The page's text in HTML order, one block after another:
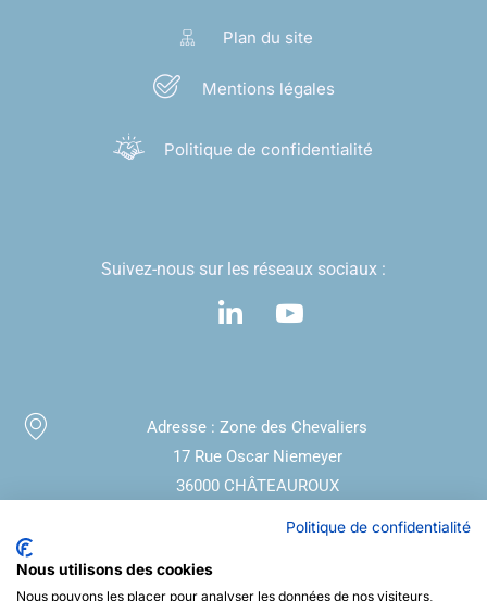
Plan du site
Mentions légales
Politique de confidentialité
Suivez-nous sur les réseaux sociaux :
Adresse : Zone des Chevaliers
17 Rue Oscar Niemeyer
36000 CHÂTEAUROUX
02.54.29.42.10
Mail : service-sante-travail@aismt36.fr
Politique de confidentialité
Nous utilisons des cookies
Nous pouvons les placer pour analyser les données de nos visiteurs,